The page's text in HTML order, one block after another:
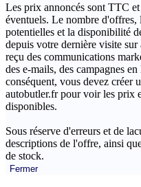
Les prix annoncés sont TTC
éventuels. Le nombre d'offres,
potentielles et la disponibilité
depuis votre dernière visite
reçu des communications
des e-mails, des campagnes
conséquent, vous devez créer
autobutler.fr pour voir les prix
disponibles.
Sous réserve d'erreurs et de
descriptions de l'offre, ainsi
de stock.
Fermer